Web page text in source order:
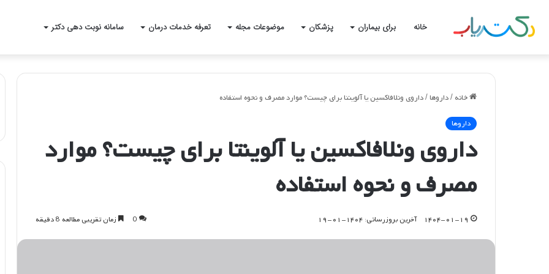
خانه برای بیماران پزشکان موضوعات مجله تعرفه خدمات درمان سامانه نوبت دهی دکتر
خانه /داروها/داروی ونلافاکسین یا آلوینتا برای چیست؟ موارد مصرف و نحوه استفاده
داروها
داروی ونلافاکسین یا آلوینتا برای چیست؟ موارد
مصرف و نحوه استفاده
۱۴۰۴-۰۱-۱۹ آخرین بروزرسانی: ۱۴۰۴-۰۱-۱۹ 0 زمان تقریبی مطالعه 8 دقیقه